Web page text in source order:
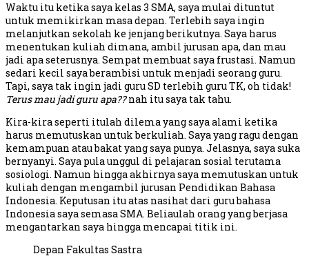
Waktu itu ketika saya kelas 3 SMA, saya mulai dituntut
untuk memikirkan masa depan. Terlebih saya ingin
melanjutkan sekolah ke jenjang berikutnya. Saya harus
menentukan kuliah dimana, ambil jurusan apa, dan mau
jadi apa seterusnya. Sempat membuat saya frustasi. Namun
sedari kecil saya berambisi untuk menjadi seorang guru.
Tapi, saya tak ingin jadi guru SD terlebih guru TK, oh tidak!
Terus mau jadi guru apa??nah itu saya tak tahu.
Kira-kira seperti itulah dilema yang saya alami ketika
harus memutuskan untuk berkuliah. Saya yang ragu dengan
kemampuan atau bakat yang saya punya. Jelasnya, saya suka
bernyanyi. Saya pula unggul di pelajaran sosial terutama
sosiologi. Namun hingga akhirnya saya memutuskan untuk
kuliah dengan mengambil jurusan Pendidikan Bahasa
Indonesia. Keputusan itu atas nasihat dari guru bahasa
Indonesia saya semasa SMA. Beliaulah orang yang berjasa
mengantarkan saya hingga mencapai titik ini.
Depan Fakultas Sastra